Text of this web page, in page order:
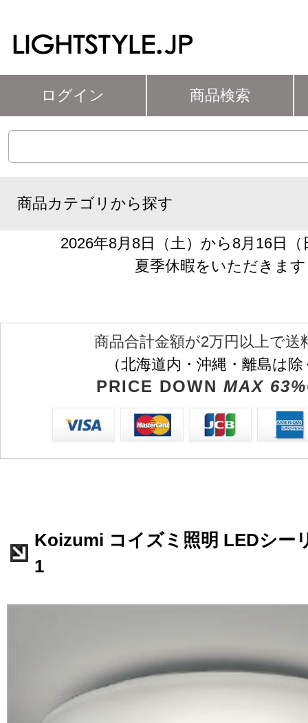
ログイン 商品検索
商品カテゴリから探す
2026年8月8日（土）から8月16日
夏季休暇をいただきます
商品合計金額が2万円以上で送
（北海道内・沖縄・離島は
PRICE DOWN MAX
Koizumi コイズミ照明 LEDシー
1